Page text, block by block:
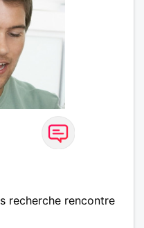
recherche rencontre